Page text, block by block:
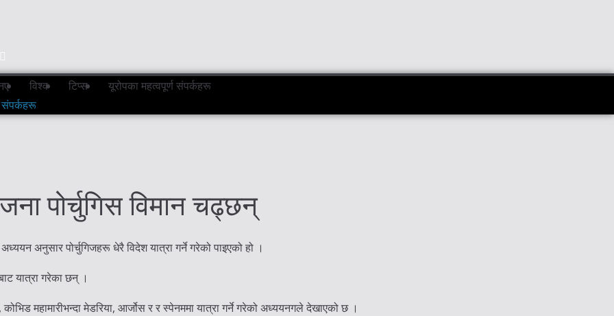
विश्व टिप्स
यूरोपका महत्वपूर्ण संपर्कहरू
संपर्कहरू
पोर्चुगिस विमान चढ्छन्
अनुसार पोर्चुगिजहरू धेरै विदेश यात्रा गर्ने गरेको पाइएको हो ।
यात्रा गरेका छन् ।
महामारीभन्दा मेडरिया, आर्जोस र र स्पेनममा यात्रा गर्ने गरेको अध्ययनगले देखाएको छ ।